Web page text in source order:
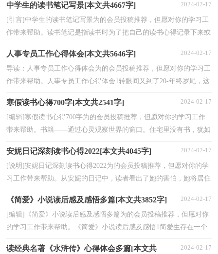
中学生的读书笔记写景[本文共4667字] 2024-02-17
[引言]中学生的读书笔记写景为的会员投稿推荐，但愿对你的学习工
作带来帮助。读书笔记是指读书时为了把自己的读书心得记录下来或
人事专员工作心得体会[本文共5646字] 2024-02-17
导读：人事专员工作心得体会为的会员投稿推荐，但愿对你的学习工
作带来帮助。人事专员工作心得体会1转眼间又到了20-年终岁尾，这
寒假读书心得700字[本文共2541字] 2024-02-17
[编辑]寒假读书心得700字为的会员投稿推荐，但愿对你的学习工作
带来帮助。书籍——通过心灵观察世界的窗口。住宅里没有书，犹如
安妮日记深刻读书心得2022[本文共4045字] 2024-02-17
[说明]安妮日记深刻读书心得2022为的会员投稿推荐，但愿对你的学
习工作带来帮助。从安妮的日记中，读者看出了她的害怕，她将居住
《简爱》小说读后感及感悟多篇[本文共3852字] 2024-02-17
[编辑]《简爱》小说读后感及感悟多篇为的会员投稿推荐，但愿对你
的学习工作带来帮助。《简爱》小说读后感及感悟1简爱生存在一个
读经典名著《水浒传》心得体会多篇[本文共
2024-02-17